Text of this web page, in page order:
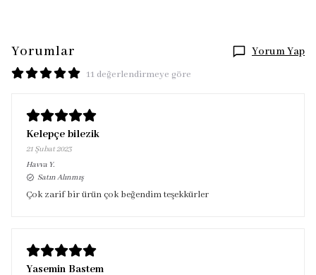
Yorumlar Yorum Yap
11 değerlendirmeye göre
Kelepçe bilezik
21 Şubat 2023
Havva Y.
Satın Alınmış
Çok zarif bir ürün çok beğendim teşekkürler
Yasemin Bastem